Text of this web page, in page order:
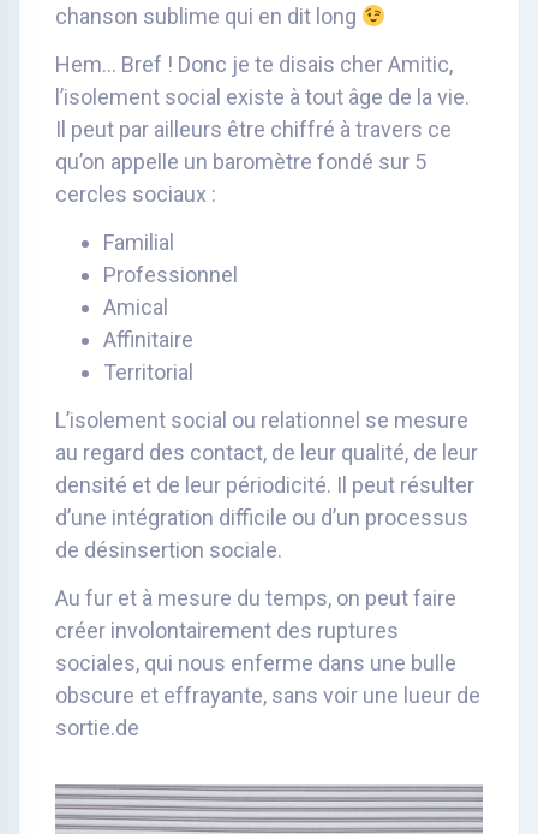
chanson sublime qui en dit long
Hem… Bref ! Donc je te disais cher Amitic,
l’isolement social existe à tout âge de la vie.
Il peut par ailleurs être chiffré à travers ce
qu’on appelle un baromètre fondé sur 5
cercles sociaux :
Familial
Professionnel
Amical
Affinitaire
Territorial
L’isolement social ou relationnel se mesure
au regard des contact, de leur qualité, de leur
densité et de leur périodicité. Il peut résulter
d’une intégration difficile ou d’un processus
de désinsertion sociale.
Au fur et à mesure du temps, on peut faire
créer involontairement des ruptures
sociales, qui nous enferme dans une bulle
obscure et effrayante, sans voir une lueur de
sortie.de